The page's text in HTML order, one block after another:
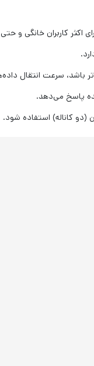
باشد، سرعت انتقال
پاسخ می‌دهد.
(دو کاناله) استفاده شود.